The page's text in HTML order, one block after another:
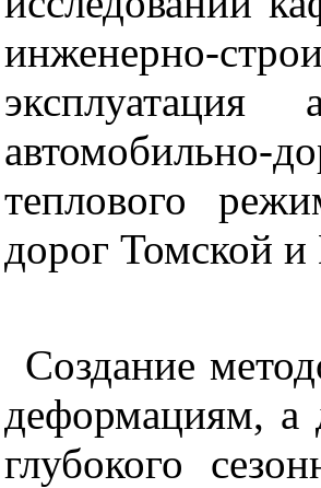
инженерно-
эксплуатация
автомобильно-
теплового
дорог Томской и
Создание
деформациям, а
глубокого